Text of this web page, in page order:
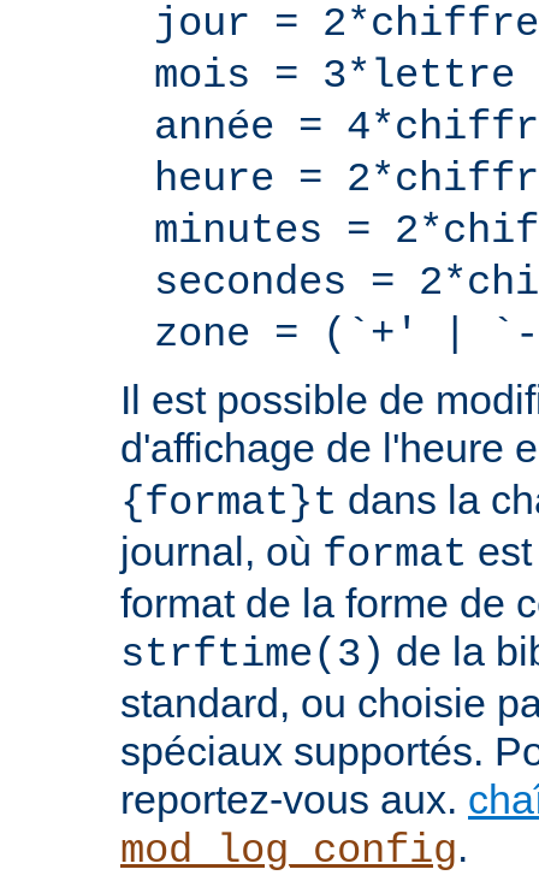
jour = 2*chiffre
mois = 3*lettre
année =
heure =
minutes =
secondes =
zone = (`+' |
Il est possible de
d'affichage de l'heure
{format}t dans la
journal, où format
format de la forme de
strftime(3) de la
standard, ou choisie
spéciaux supportés.
reportez-vous aux.
mod_log_config.